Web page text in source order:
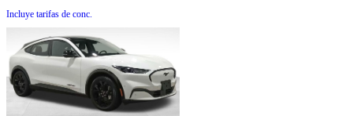
Incluye tarifas de conc.